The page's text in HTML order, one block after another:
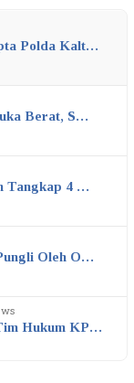
Polda Kalt…
Berat, S…
Tangkap 4 …
Oleh O…
Hukum KP…